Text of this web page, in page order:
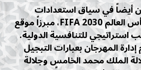
أيضاً في سياق استعدادات
المملكة لاستضافة كأس العالم FIFA 2030، مبرزاً موقع
استراتيجي للتنافسية الدولية.
المهرجان بعبارات التبجيل
الملك محمد الخامس وجلالة